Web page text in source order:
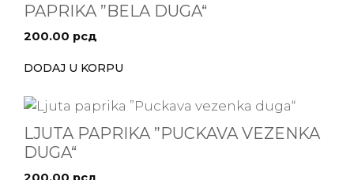
PAPRIKA ”BELA DUGA“
200.00 рсд
DODAJ U KORPU
LJUTA PAPRIKA ”PUCKAVA VEZENKA
DUGA“